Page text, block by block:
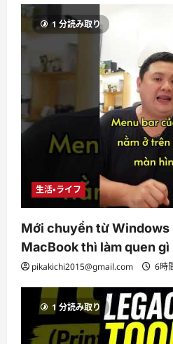
1 分読み取り
生活・ライフ
Mới chuyển từ Windows
MacBook thì làm quen gì
pikakichi2015@gmail.com 6時
1 分読み取り